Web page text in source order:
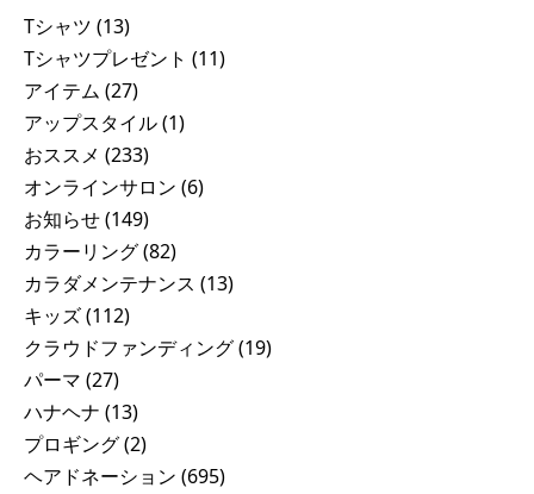
Tシャツ (13)
Tシャツプレゼント (11)
アイテム (27)
アップスタイル(1)
おススメ (233)
オンラインサロン (6)
お知らせ(149)
カラーリング(82)
カラダメンテナンス (13)
キッズ(112)
クラウドファンディング(19)
パーマ (27)
ハナヘナ (13)
プロギング(2)
ヘアドネーション (695)